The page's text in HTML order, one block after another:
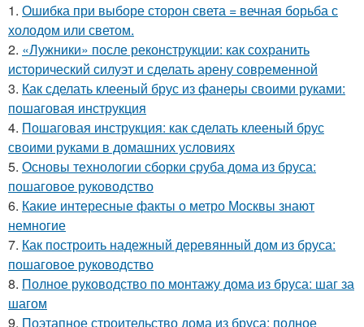
1. Ошибка при выборе сторон света = вечная борьба с
холодом или светом.
2. «Лужники» после реконструкции: как сохранить
исторический силуэт и сделать арену современной
3. Как сделать клееный брус из фанеры своими руками:
пошаговая инструкция
4. Пошаговая инструкция: как сделать клееный брус
своими руками в домашних условиях
5. Основы технологии сборки сруба дома из бруса:
пошаговое руководство
6. Какие интересные факты о метро Москвы знают
немногие
7. Как построить надежный деревянный дом из бруса:
пошаговое руководство
8. Полное руководство по монтажу дома из бруса: шаг за
шагом
9. Поэтапное строительство дома из бруса: полное